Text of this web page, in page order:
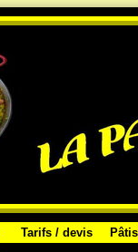
Tarifs / devis